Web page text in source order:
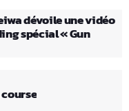
dévoile une vidéo
spécial « Gun